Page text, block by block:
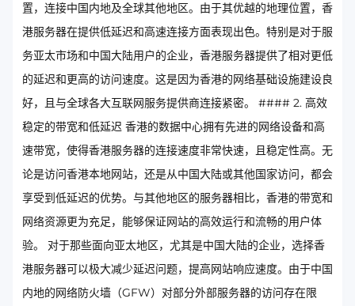
置，连接中国内地及全球其他地区。由于其优越的地理位置，香
港服务器在提供低延迟和高速连接方面表现出色。特别是对于服
务亚太市场和中国大陆用户的企业，香港服务器提供了相对更低
的延迟和更高的访问速度。这是因为香港的网络基础设施建设良
好，且与全球各大互联网服务提供商连接紧密。 #### 2. 高效
稳定的带宽和低延迟 香港的数据中心拥有先进的网络设备和高
速带宽，使得香港服务器的连接速度非常快速，且稳定性高。无
论是访问香港本地网站，还是从中国大陆或其他国家访问，都会
享受到低延迟的优势。与其他地区的服务器相比，香港的带宽和
网络资源更为充足，能够保证网站的高效运行和流畅的用户体
验。 对于那些面向亚太地区，尤其是中国大陆的企业，选择香
港服务器可以极大减少延迟问题，提高网站响应速度。由于中国
内地的网络防火墙（GFW）对部分外部服务器的访问存在限